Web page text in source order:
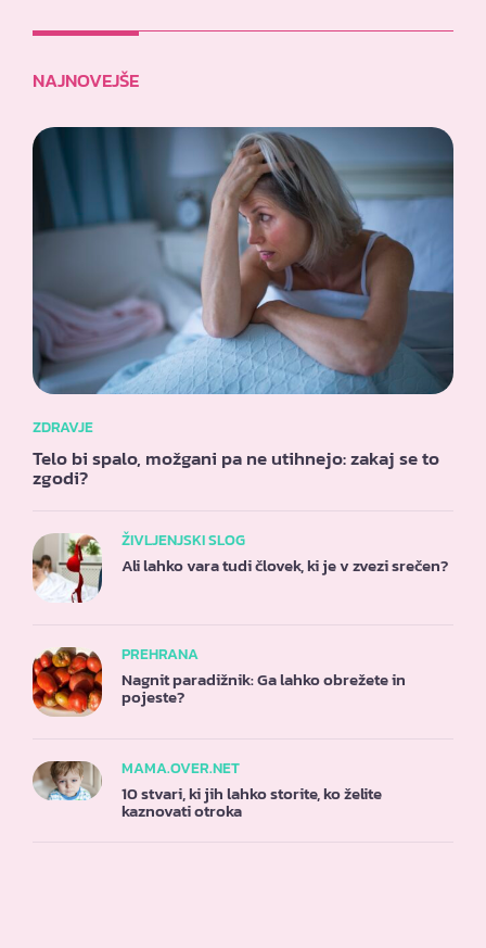
NAJNOVEJŠE
ZDRAVJE
Telo bi spalo, možgani pa ne utihnejo: zakaj se to
zgodi?
ŽIVLJENJSKI SLOG
Ali lahko vara tudi človek, ki je v zvezi srečen?
PREHRANA
Nagnit paradižnik: Ga lahko obrežete in
pojeste?
MAMA.OVER.NET
10 stvari, ki jih lahko storite, ko želite
kaznovati otroka